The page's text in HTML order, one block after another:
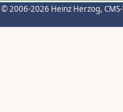
© 2006-2026 Heinz Herzog,